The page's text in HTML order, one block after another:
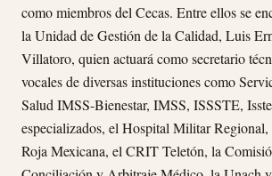
como miembros del Cecas. Entre ellos se
la Unidad de Gestión de la Calidad, Luis
Villatoro, quien actuará como secretario
vocales de diversas instituciones como
Salud IMSS-Bienestar, IMSS, ISSSTE,
especializados, el Hospital Militar
Roja Mexicana, el CRIT Teletón, la